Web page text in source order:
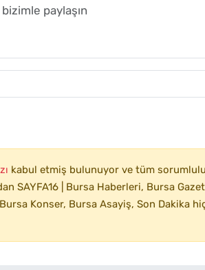
kabul etmiş bulunuyor ve tüm
SAYFA16 | Bursa Haberleri, Bursa
Konser, Bursa Asayiş, Son Dakika